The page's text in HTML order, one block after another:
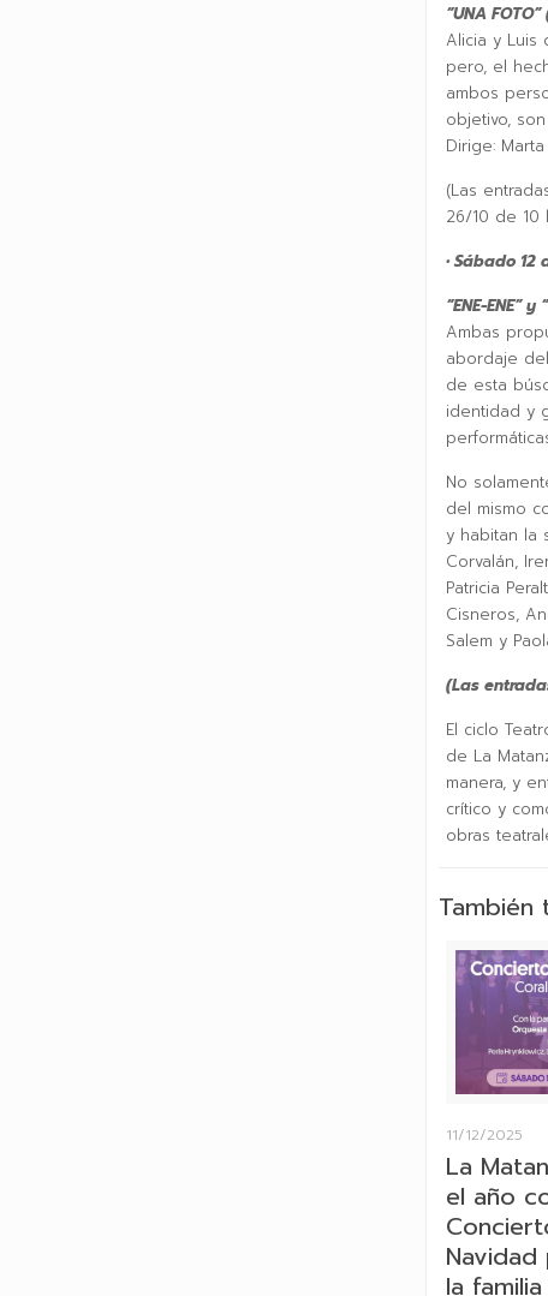
“UNA
Alicia y Luis
pero, el
ambos
objetivo,
Dirige:
(Las
26/10 de 10
• Sábado 12
“ENE-ENE” y
Ambas
abordaje
de esta
identidad y
No
del mismo
y habitan la
Corvalán,
Patricia
Cisneros,
Salem y
(Las
El ciclo
de La
manera, y
crítico y
obras
11/12/2025
La
el año
la familia